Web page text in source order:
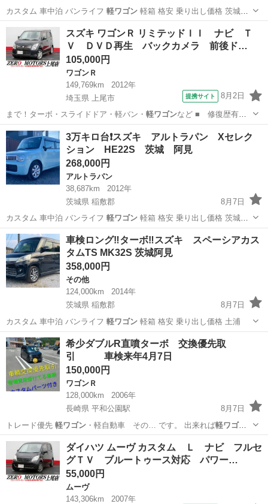
カスタム 車中泊 バンライフ 軽ワゴン軽箱 格安 乗り出し価格 茨城
土…茨城 稲敷郡 タント ワゴンR
スズキ ワゴンＲ リミテッドＩＩ ナビ Ｔ
Ｖ ＤＶＤ再生 バックカメラ 前後ド…
105,000円
ワゴンＲ
149,769km
2012年
埼玉県 上尾市
提携サイト 8月2日
まで！ターボ・スライドドア・軽バン・ 軽ワゴンなど ■ 修復歴有
無： あり ■ 年…
埼玉 上尾市 ワゴンＲ
3万キロ台❗スズキ アルトラパン Xセレク
ション HE22S 茨城 阿見
268,000円
アルトラパン
38,687km
2012年
茨城県 稲敷郡
8月7日
カスタム 車中泊 バンライフ 軽ワゴン軽箱 格安 乗り出し価格 茨城
土…
茨城 稲敷郡 アルトラパン ワゴンR
車検ロング‼️ターボ‼️スズキ スペーシアカス
タムTS MK32S 茨城阿見
358,000円
その他
124,000km
2014年
茨城県 稲敷郡
8月7日
カスタム 車中泊 バンライフ 軽ワゴン軽箱 格安 乗り出し価格 土浦
茨城 稲敷郡 その他 スペーシア
希少ダブルR直噴ターボ 交換優先取
引 車検来年4月7日
150,000円
ワゴンＲ
128,000km
2006年
長崎県 平和公園駅
8月7日
トレード優先 軽ワゴン・軽自動車 その… です。 出来れば軽ワゴン
が助かります。 …
長崎 長崎市 平和公園駅 ワゴンＲ
インテークチャンバー
ダイハツ ムーヴ カスタム Ｌ ナビ フルセ
グＴＶ ブルートゥース対応 パワー…
55,000円
ムーヴ
143,306km
2007年